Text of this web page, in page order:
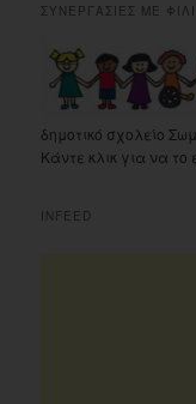
ΣΥΝΕΡΓΑΣΙΕΣ ΜΕ
δημοτικό σχολείο
Κάντε κλικ για να το
INFEED